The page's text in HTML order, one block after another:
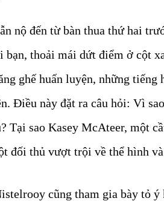
nộ đến từ bàn thua thứ hai
bạn, thoải mái dứt điểm ở cột
ghế huấn luyện, những
Điều này đặt ra câu hỏi: Vì
Tại sao Kasey McAteer, một
đối thủ vượt trội về thể hình
cũng tham gia bày tỏ